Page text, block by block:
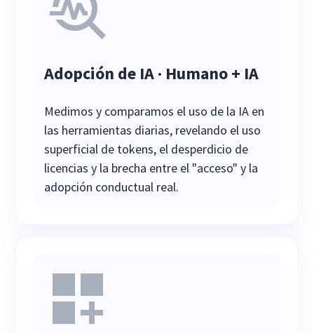
Adopción de IA · Humano + IA
Medimos y comparamos el uso de la IA en
las herramientas diarias, revelando el uso
superficial de tokens, el desperdicio de
licencias y la brecha entre el "acceso" y la
adopción conductual real.